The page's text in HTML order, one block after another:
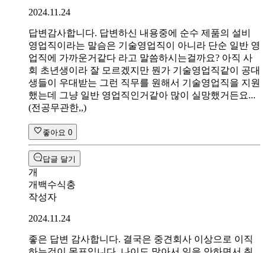
2024.11.24
답변감사합니다. 답변하신 내용중에 순수 제품의 설비
영업직이라는 말슴은 기술영업직이 아니라 단순 일반 영
업직에 가까운거같다 라고 말씀하시는걸까요? 아직 사
회 초년생이라 잘 모르겠지만 뭔가 기술영업직같이 공대
생들이 우대받는 그런 직무를 원해서 기술영업직을 지원
했는데 그냥 일반 영업직인거같아 많이 실망했거든요...
(전공무관한,,)
좋아요 0
답글 달기
개
개백수식충
작성자
2024.11.24
좋은 답변 감사합니다. 결국은 중견회사 이상으로 이직